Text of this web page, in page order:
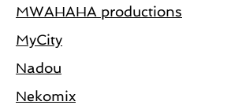
MWAHAHA productions
MyCity
Nadou
Nekomix